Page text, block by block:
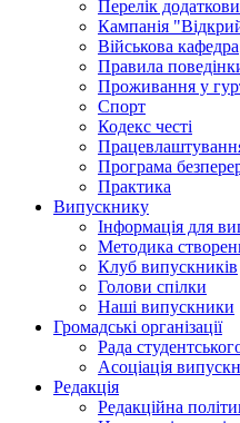
Перелік
Кампанія
Військова кафедра
Правила
Проживання у
Спорт
Кодекс честі
Програма
Практика
Випускнику
Інформація для
Методика
Клуб випускників
Голови спілки
Наші випускники
Громадські організації
Рада
Асоціація
Редакція
Редакційна